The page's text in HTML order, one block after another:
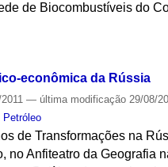
de Biocombustíveis do
econômica da Rússia
2011— última modificação 29/08/
Petróleo
de Transformações na
no Anfiteatro da